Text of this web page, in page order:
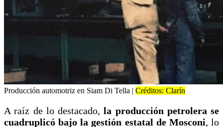
Producción automotriz en Siam Di Tella | Créditos: Clarín
A raíz de lo destacado,la producción petrolera se
cuadruplicó bajo la gestión estatal de Mosconi, lo